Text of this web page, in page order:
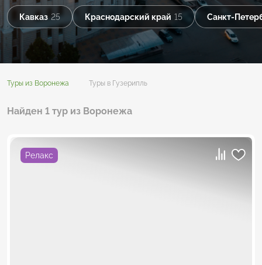
Кавказ 25 Краснодарский край 15 Санкт-
Туры из Воронежа Туры в Гузерипль
Найден 1 тур из Воронежа
Релакс